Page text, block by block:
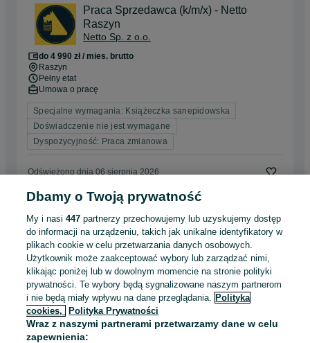
Praca Sprzedawca (k/m/x) - Netto
Raszyn
Netto Sp. z o.o.
do 4 990 zł / mies. brutto
Raszyn
Pełny etat
Umowa o pracę
Specjalne wymagania: Książeczka sanepidowska
Doświadczenie nie jest wymagane
Dyspozycyjność: Praca zmianowa
Odświeżono dnia 06 sierpnia 2026
Praca Koordynator Zmiany (k/m/x) -
Netto Wyszków
Netto Sp. z o.o.
od 5 340 zł / mies. brutto
Wyszków
Pełny etat
Umowa o pracę
Specjalne wymagania: Książeczka sanepidowska
Doświadczenie nie jest wymagane
Dbamy o Twoją prywatność
My i nasi447 partnerzy przechowujemy lub uzyskujemy dostęp
do informacji na urządzeniu, takich jak unikalne identyfikatory w
plikach cookie w celu przetwarzania danych osobowych.
Użytkownik może zaakceptować wybory lub zarządzać nimi,
klikając poniżej lub w dowolnym momencie na stronie polityki
prywatności. Te wybory będą sygnalizowane naszym partnerom
i nie będą miały wpływu na dane przeglądania. Polityka
cookies,
Polityka Prywatności
Wraz z naszymi partnerami przetwarzamy dane w celu
zapewnienia: